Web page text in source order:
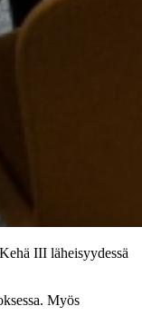
III läheisyydessä
Myös